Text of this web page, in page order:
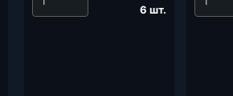
6 шт.